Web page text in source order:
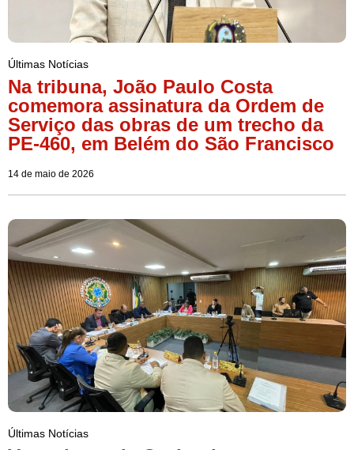
Últimas Notícias
Na tribuna, João Paulo Costa
comemora assinatura da Ordem de
Serviço das obras de um trecho da
PE-460, em Belém do São Francisco
14 de maio de 2026
Últimas Notícias